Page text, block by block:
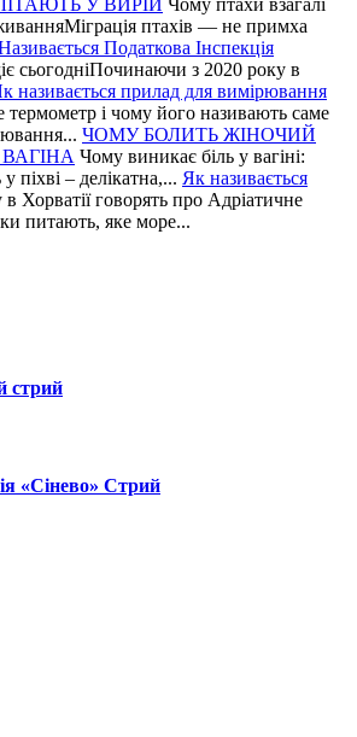
У ВИРІЙ Чому птахи взагалі
птахів — не примха
Податкова Інспекція
сьогодніПочинаючи з 2020 року в
називається прилад для вимірювання
і чому його називають саме
ЧОМУ БОЛИТЬ ЖІНОЧИЙ
Чому виникає біль у вагіні:
піхві – делікатна,... Як називається
Хорватії говорять про Адріатичне
питають, яке море...
стрий
«Сінево» Стрий